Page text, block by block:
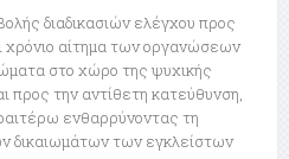
διαδικασιών ελέγχου προς
χρόνιο αίτημα των οργανώσεων
στο χώρο της ψυχικής
προς την αντίθετη κατεύθυνση,
ενθαρρύνοντας τη
δικαιωμάτων των εγκλείστων